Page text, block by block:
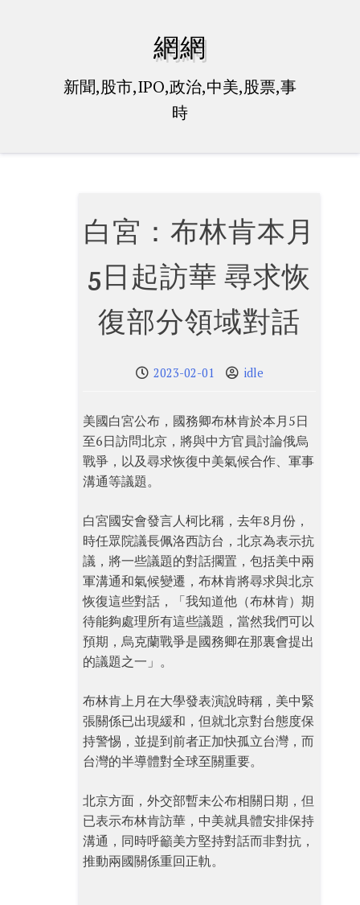
網網
新聞,股市,IPO,政治,中美,股票,事
時
白宮：布林肯本月
5日起訪華 尋求恢
復部分領域對話
2023-02-01 idle
美國白宮公布，國務卿布林肯於本月5日
至6日訪問北京，將與中方官員討論俄烏
戰爭，以及尋求恢復中美氣候合作、軍事
溝通等議題。
白宮國安會發言人柯比稱，去年8月份，
時任眾院議長佩洛西訪台，北京為表示抗
議，將一些議題的對話擱置，包括美中兩
軍溝通和氣候變遷，布林肯將尋求與北京
恢復這些對話，「我知道他（布林肯）期
待能夠處理所有這些議題，當然我們可以
預期，烏克蘭戰爭是國務卿在那裏會提出
的議題之一」。
布林肯上月在大學發表演說時稱，美中緊
張關係已出現緩和，但就北京對台態度保
持警惕，並提到前者正加快孤立台灣，而
台灣的半導體對全球至關重要。
北京方面，外交部暫未公布相關日期，但
已表示布林肯訪華，中美就具體安排保持
溝通，同時呼籲美方堅持對話而非對抗，
推動兩國關係重回正軌。